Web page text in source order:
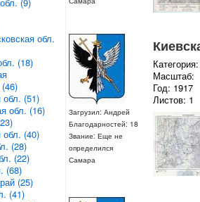
Загрузил: Андрей
Благодарностей: 18
Звание: Еще не
определился
Самара
Масштаб:
Год: 1917
Листов: 1
обл.
(18)
(46)
обл. (51)
обл. (16)
обл. (40)
(28)
(22)
(68)
(25)
(41)